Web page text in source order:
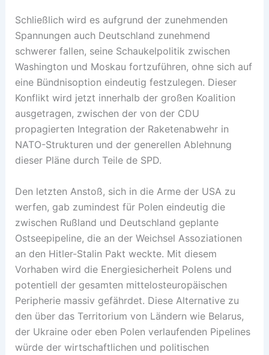
Schließlich wird es aufgrund der zunehmenden
Spannungen auch Deutschland zunehmend
schwerer fallen, seine Schaukelpolitik zwischen
Washington und Moskau fortzuführen, ohne sich auf
eine Bündnisoption eindeutig festzulegen. Dieser
Konflikt wird jetzt innerhalb der großen Koalition
ausgetragen, zwischen der von der CDU
propagierten Integration der Raketenabwehr in
NATO-Strukturen und der generellen Ablehnung
dieser Pläne durch Teile de SPD.
Den letzten Anstoß, sich in die Arme der USA zu
werfen, gab zumindest für Polen eindeutig die
zwischen Rußland und Deutschland geplante
Ostseepipeline, die an der Weichsel Assoziationen
an den Hitler-Stalin Pakt weckte. Mit diesem
Vorhaben wird die Energiesicherheit Polens und
potentiell der gesamten mittelosteuropäischen
Peripherie massiv gefährdet. Diese Alternative zu
den über das Territorium von Ländern wie Belarus,
der Ukraine oder eben Polen verlaufenden Pipelines
würde der wirtschaftlichen und politischen